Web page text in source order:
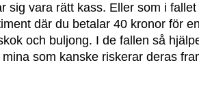
sig vara rätt kass. Eller som i
där du betalar 40 kronor för
och buljong. I de fallen så
som kanske riskerar deras